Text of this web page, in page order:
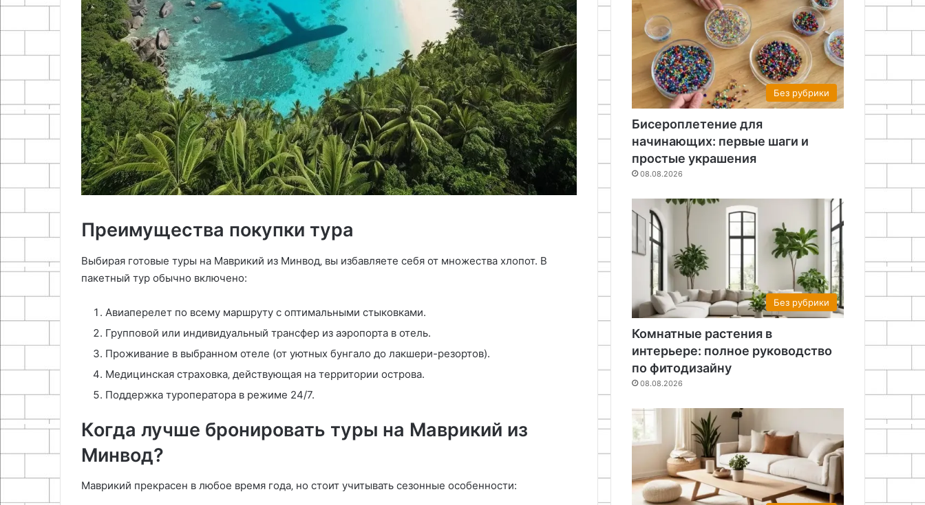
Преимущества покупки тура
Выбирая готовые туры на Маврикий из Минвод‚ вы избавляете себя от множества хлопот. В
пакетный тур обычно включено:
Авиаперелет по всему маршруту с оптимальными стыковками.
Групповой или индивидуальный трансфер из аэропорта в отель.
Проживание в выбранном отеле (от уютных бунгало до лакшери-резортов).
Медицинская страховка‚ действующая на территории острова.
Поддержка туроператора в режиме 24/7.
Когда лучше бронировать туры на Маврикий из
Минвод?
Маврикий прекрасен в любое время года‚ но стоит учитывать сезонные особенности:
Без рубрики
Бисероплетение для
начинающих: первые шаги и
простые украшения
08.08.2026
Без рубрики
Комнатные растения в
интерьере: полное руководство
по фитодизайну
08.08.2026